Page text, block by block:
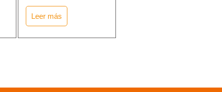
Leer más